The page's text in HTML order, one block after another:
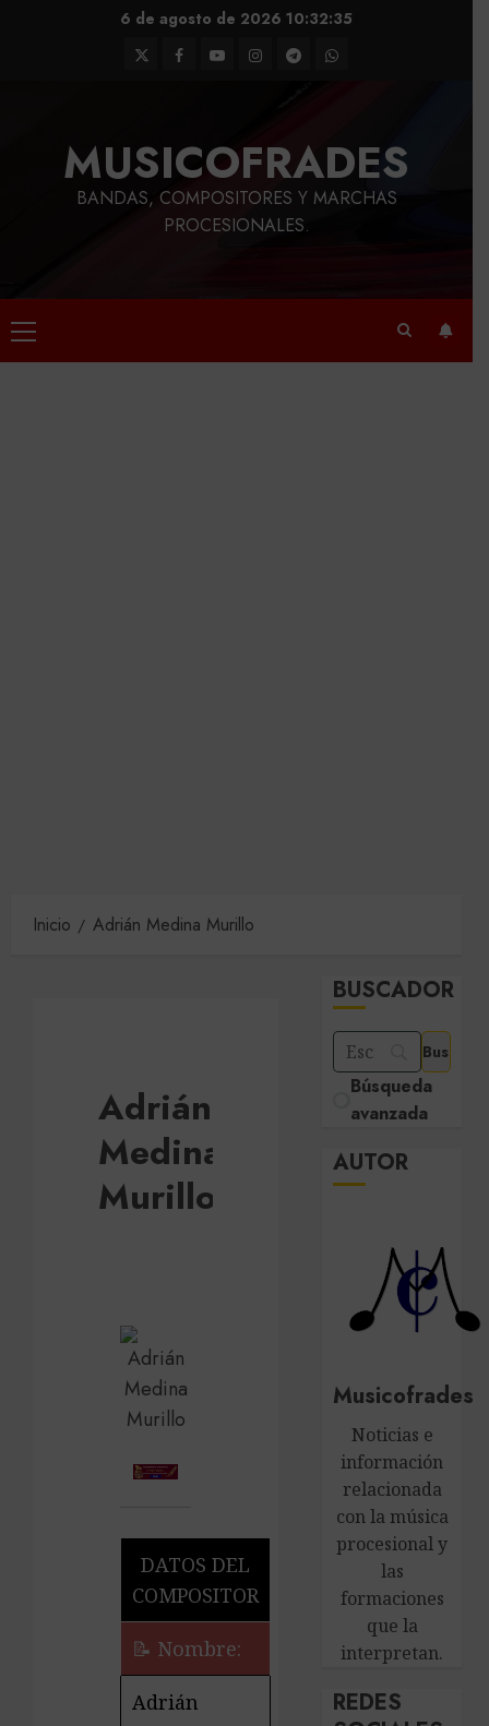
6 de agosto de 2026 10:32:35
TwitterFacebook
YoutubeInstagram
TelegramWhatsApp
MUSICOFRADES
BANDAS, COMPOSITORES Y MARCHAS
PROCESIONALES.
Menú
principal
Inicio Adrián Medina Murillo
Adrián
Medina
Murillo
DATOS DEL
COMPOSITOR
📝 Nombre:
Adrián
BUSCADOR
Búsqueda
avanzada
AUTOR
Musicofrades
Noticias e
información
relacionada
con la música
procesional y
las
formaciones
que la
interpretan.
REDES